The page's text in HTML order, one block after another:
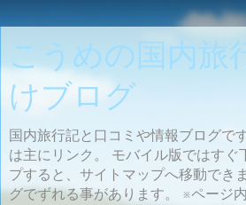
こうめの国内旅
けブログ
国内旅行記と口コミや情報ブログで
は主にリンク。 モバイル版ではすぐ
プすると、サイトマップへ移動でき
グでずれる事があります。 ※ページ